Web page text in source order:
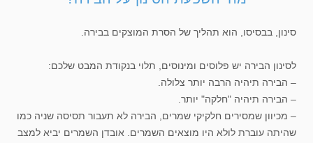
סינון, בבסיסו, הוא תהליך של הסרת המוצקים בבירה.
לסינון הבירה יש פלוסים ומינוסים, תלוי בנקודת המבט שלכם:
– הבירה תיהיה הרבה יותר צלולה.
– הבירה תיהיה "חלקה" יותר.
– מכיוון שמסירים חלקיקי שמרים, הבירה לא תעבור תסיסה שניה כמו
שהיתה עוברת לולא היו מוצאים השמרים. אובדן השמרים יביא למצב